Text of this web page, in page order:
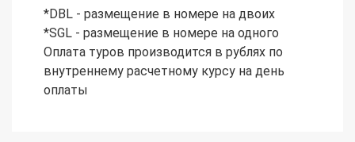
*DBL - размещение в номере на двоих
*SGL - размещение в номере на одного
Оплата туров производится в рублях по
внутреннему расчетному курсу на день
оплаты